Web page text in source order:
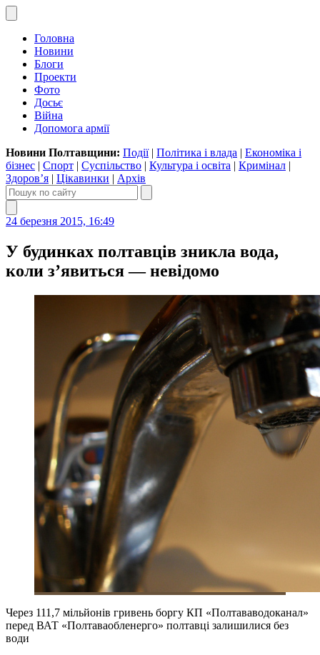
Головна
Новини
Блоги
Проекти
Фото
Досьє
Війна
Допомога армії
Новини Полтавщини: Події| Політика і влада | Економіка і
бізнес | Спорт | Суспільство | Культура і освіта | Кримінал |
Здоров’я | Цікавинки | Архів
24 березня 2015, 16:49
У будинках полтавців зникла вода,
коли з’явиться — невідомо
Через 111,7 мільйонів гривень боргу КП «Полтававодоканал»
перед ВАТ «Полтаваобленерго» полтавці залишилися без
води